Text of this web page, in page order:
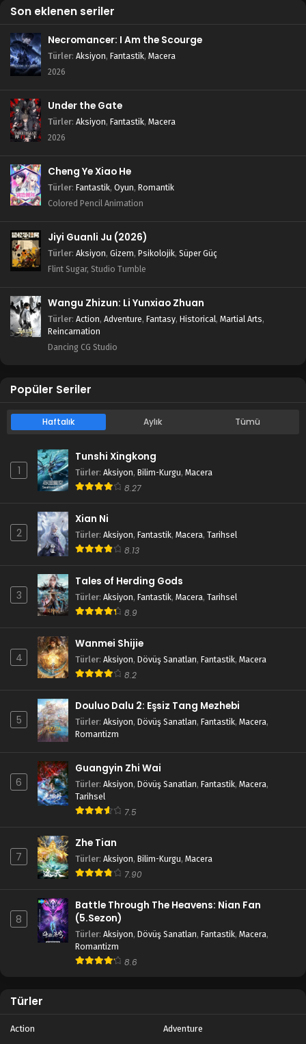
Son eklenen seriler
Necromancer: I Am the Scourge
Türler: Aksiyon, Fantastik, Macera
2026
Under the Gate
Türler: Aksiyon, Fantastik, Macera
2026
Cheng Ye Xiao He
Türler: Fantastik, Oyun, Romantik
Colored Pencil Animation
Jiyi Guanli Ju (2026)
Türler: Aksiyon, Gizem, Psikolojik, Süper Güç
Flint Sugar, Studio Tumble
Wangu Zhizun: Li Yunxiao Zhuan
Türler: Action, Adventure, Fantasy, Historical, Martial Arts,
Reincarnation
Dancing CG Studio
Popüler Seriler
Haftalık Aylık Tümü
1
Tunshi Xingkong
Türler: Aksiyon, Bilim-Kurgu, Macera
8.27
2
Xian Ni
Türler: Aksiyon, Fantastik, Macera, Tarihsel
8.13
3
Tales of Herding Gods
Türler: Aksiyon, Fantastik, Macera, Tarihsel
8.9
4
Wanmei Shijie
Türler: Aksiyon, Dövüş Sanatları, Fantastik, Macera
8.2
5
Douluo Dalu 2: Eşsiz Tang Mezhebi
Türler: Aksiyon, Dövüş Sanatları, Fantastik, Macera,
Romantizm
6
Guangyin Zhi Wai
Türler: Aksiyon, Dövüş Sanatları, Fantastik, Macera,
Tarihsel
7.5
7
Zhe Tian
Türler: Aksiyon, Bilim-Kurgu, Macera
7.90
8
Battle Through The Heavens: Nian Fan
(5.Sezon)
Türler: Aksiyon, Dövüş Sanatları, Fantastik, Macera,
Romantizm
8.6
Türler
Action Adventure